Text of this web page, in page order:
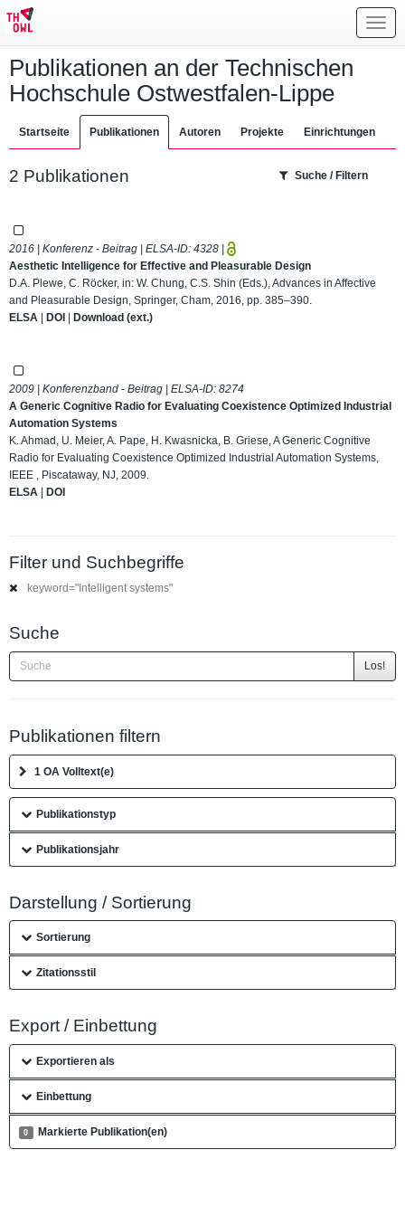
Publikationen an der Technischen
Hochschule Ostwestfalen-Lippe
Startseite Publikationen Autoren Projekte Einrichtungen
2 Publikationen Suche / Filtern
2016 | Konferenz - Beitrag | ELSA-ID: 4328 |
Aesthetic Intelligence for Effective and Pleasurable Design
D.A. Plewe, C. Röcker, in: W. Chung, C.S. Shin (Eds.), Advances in Affective
and Pleasurable Design, Springer, Cham, 2016, pp. 385–390.
ELSA | DOI | Download (ext.)
2009 | Konferenzband - Beitrag | ELSA-ID: 8274
A Generic Cognitive Radio for Evaluating Coexistence Optimized Industrial
Automation Systems
K. Ahmad, U. Meier, A. Pape, H. Kwasnicka, B. Griese, A Generic Cognitive
Radio for Evaluating Coexistence Optimized Industrial Automation Systems,
IEEE , Piscataway, NJ, 2009.
ELSA | DOI
Filter und Suchbegriffe
keyword="Intelligent systems"
Suche
Los!
Publikationen filtern
1 OA Volltext(e)
Publikationstyp
Publikationsjahr
Darstellung / Sortierung
Sortierung
Zitationsstil
Export / Einbettung
Exportieren als
Einbettung
0 Markierte Publikation(en)